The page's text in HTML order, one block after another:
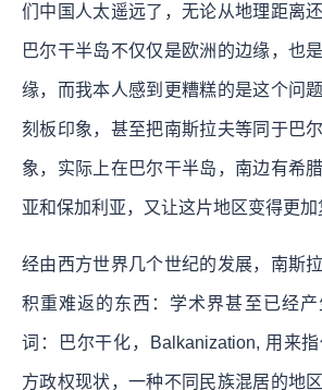
们中国人太遥远了，无论从地理距离
巴尔干半岛不仅仅是欧洲的边缘，也
缘，而我本人感到更糟糕的是这个问
刻板印象，甚至把南斯拉夫等同于巴
象，实际上在巴尔干半岛，南边有希
亚和保加利亚，又让这片地区变得更加
经由西方世界几个世纪的发展，南斯
积重难返的东西：学术界甚至已经
词：巴尔干化，Balkanization, 用来
方政权现状，一种不同民族混居的地